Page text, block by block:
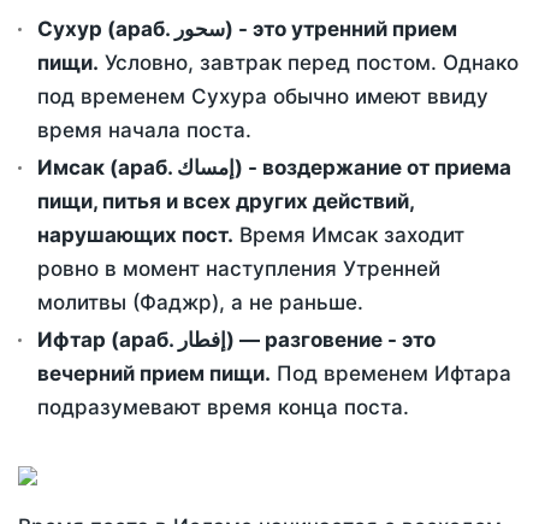
Сухур (араб. سحور) - это утренний прием
пищи. Условно, завтрак перед постом. Однако
под временем Сухура обычно имеют ввиду
время начала поста.
Имсак (араб. إمساك) - воздержание от приема
пищи, питья и всех других действий,
нарушающих пост. Время Имсак заходит
ровно в момент наступления Утренней
молитвы (Фаджр), а не раньше.
Ифтар (араб. إفطار) — разговение - это
вечерний прием пищи. Под временем Ифтара
подразумевают время конца поста.